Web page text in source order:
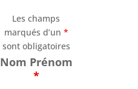
Les champs
marqués d’un *
sont obligatoires
Nom Prénom
*